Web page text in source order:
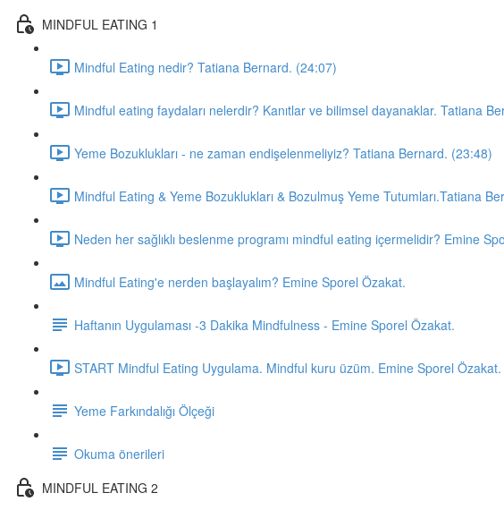
MINDFUL EATING 1
Mindful Eating nedir? Tatiana Bernard. (24:07)
Mindful eating faydaları nelerdir? Kanıtlar ve bilimsel dayanaklar. Tatiana
Yeme Bozuklukları - ne zaman endişelenmeliyiz? Tatiana Bernard. (23:48)
Mindful Eating & Yeme Bozuklukları & Bozulmuş Yeme Tutumları.Tatiana
Neden her sağlıklı beslenme programı mindful eating içermelidir? Emine
Mindful Eating'e nerden başlayalım? Emine Sporel Özakat.
Haftanın Uygulaması -3 Dakika Mindfulness - Emine Sporel Özakat.
START Mindful Eating Uygulama. Mindful kuru üzüm. Emine Sporel
Yeme Farkındalığı Ölçeği
Okuma önerileri
MINDFUL EATING 2